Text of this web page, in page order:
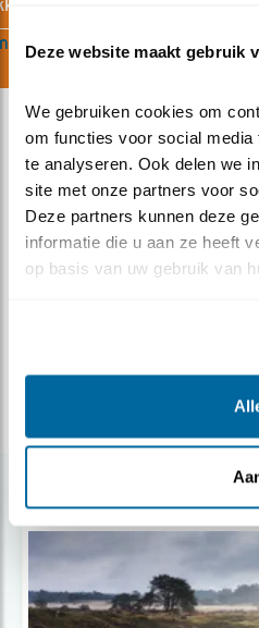
Deze website maakt gebruik
We gebruiken cookies om
om functies voor social
te analyseren. Ook delen we
site met onze partners voor
Deze partners kunnen deze
informatie die u aan ze heeft
op basis van uw gebruik van
Meer over
vogelskijken
monicawesseling
Gerelateerde